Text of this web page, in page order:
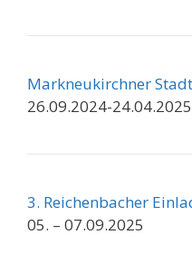
Markneukirchner
26.09.2024-24.04.2025
3. Reichenbacher
05. – 07.09.2025